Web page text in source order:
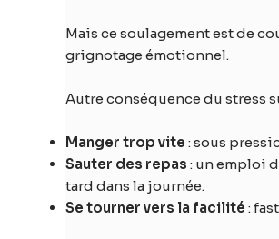
Mais ce soulagement est de
grignotage émotionnel.
Autre conséquence du stress
Manger trop vite : sous
Sauter des repas : un emploi
tard dans la journée.
Se tourner vers la facilité :